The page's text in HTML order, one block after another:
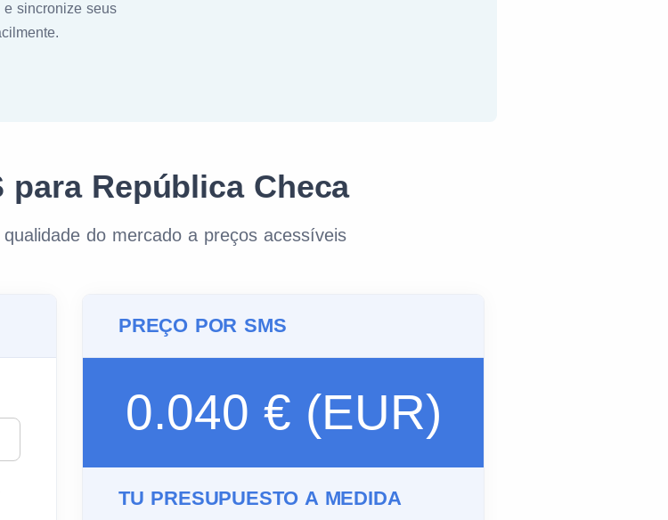
e sincronize seus
para República Checa
do mercado a preços acessíveis
PREÇO POR SMS
0.040 € (EUR)
TU PRESUPUESTO A MEDIDA